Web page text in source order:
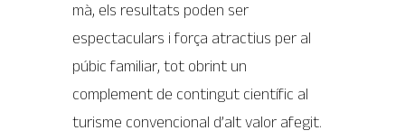
mà, els resultats poden ser
espectaculars i força atractius per al
púbic familiar, tot obrint un
complement de contingut científic al
turisme convencional d’alt valor afegit.